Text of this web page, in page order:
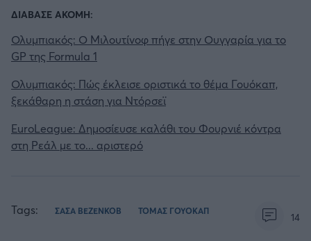
ΔΙΑΒΑΣΕ ΑΚΟΜΗ:
Ολυμπιακός: Ο Μιλουτίνοφ πήγε στην Ουγγαρία για το
GP της Formula 1
Ολυμπιακός: Πώς έκλεισε οριστικά το θέμα Γουόκαπ,
ξεκάθαρη η στάση για Ντόρσεϊ
EuroLeague: Δημοσίευσε καλάθι του Φουρνιέ κόντρα
στη Ρεάλ με το... αριστερό
Tags: ΣΑΣΑ ΒΕΖΕΝΚΟΒ ΤΟΜΑΣ ΓΟΥΟΚΑΠ 14